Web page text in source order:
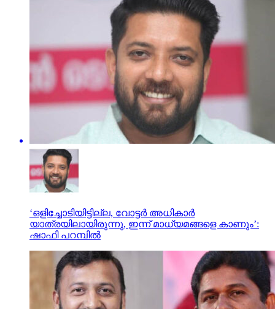
‘ഒളിച്ചോടിയിട്ടില്ല, വോട്ടർ അധികാർ
യാത്രയിലായിരുന്നു, ഇന്ന് മാധ്യമങ്ങളെ കാണും’:
ഷാഫി പറമ്പിൽ